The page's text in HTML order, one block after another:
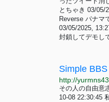
とちゃき 03/05/
Reverse パナマ
03/05/2025,
封鎖してデモし
Simple
その人の自由意
10-08 22:30:45